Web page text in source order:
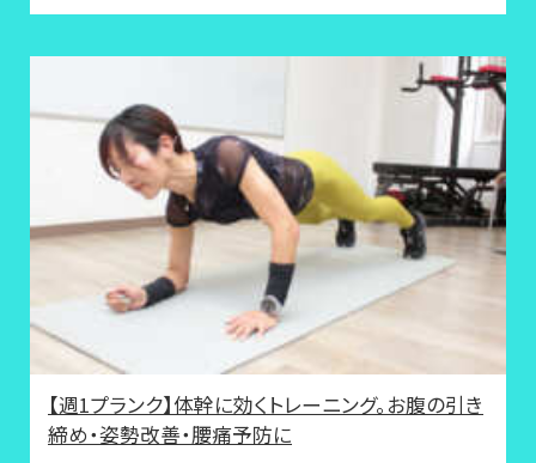
【週1プランク】体幹に効くトレーニング。お腹の引き
締め・姿勢改善・腰痛予防に